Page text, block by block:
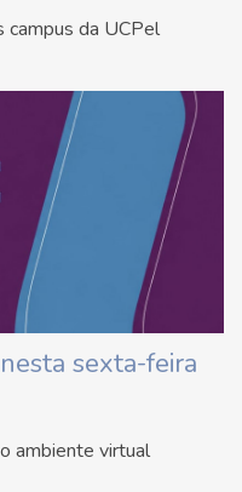
campus da UCPel
sexta-feira
ambiente virtual